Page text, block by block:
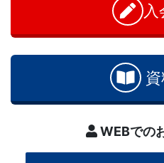
入
資
WEBでの